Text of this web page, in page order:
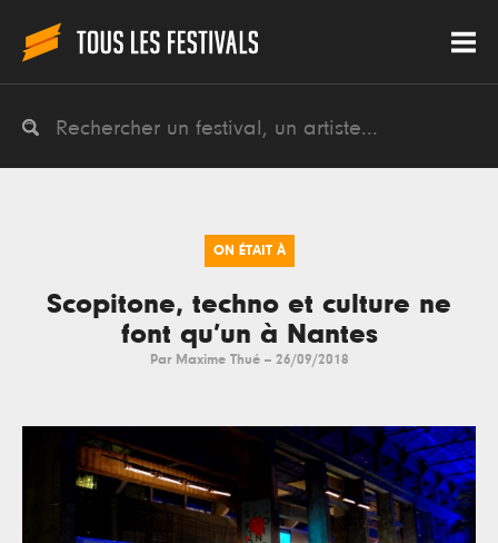
ON ÉTAIT À
Scopitone, techno et culture ne
font qu’un à Nantes
Par Maxime Thué -- 26/09/2018